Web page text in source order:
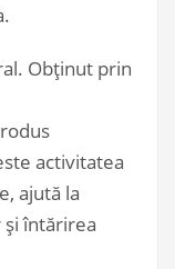
Obținut prin
activitatea
ajută la
întărirea